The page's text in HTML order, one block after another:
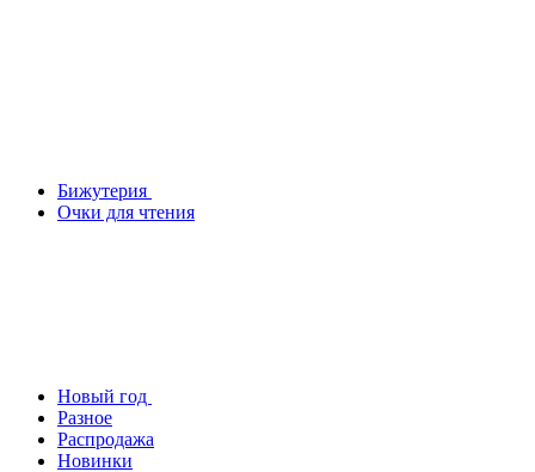
Бижутерия
Очки для чтения
Новый год
Разное
Распродажа
Новинки